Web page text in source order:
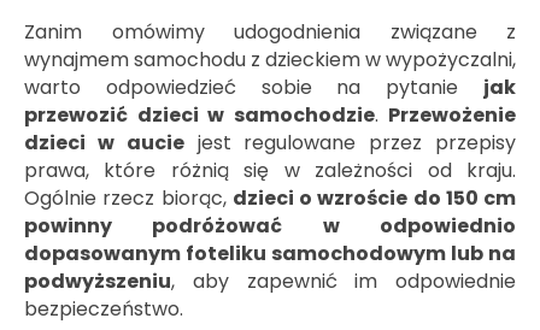
Zanim omówimy udogodnienia związane z
wynajmem samochodu z dzieckiem w wypożyczalni,
warto odpowiedzieć sobie na pytanie jak
przewozić dzieci w samochodzie. Przewożenie
dzieci w auciejest regulowane przez przepisy
prawa, które różnią się w zależności od kraju.
Ogólnie rzecz biorąc, dzieci o wzroście do 150 cm
powinny podróżować w odpowiednio
dopasowanym foteliku samochodowym lub na
podwyższeniu, aby zapewnić im odpowiednie
bezpieczeństwo.